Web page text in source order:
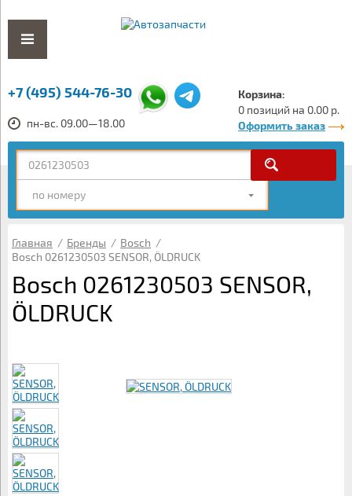
+7 (495) 544-76-30
пн-вс. 09.00—18.00
Корзина:
0 позиций на 0.00 р.
Оформить заказ
по номеру
Главная / Бренды / Bosch /
Bosch 0261230503 SENSOR, ÖLDRUCK
Bosch 0261230503 SENSOR,
ÖLDRUCK